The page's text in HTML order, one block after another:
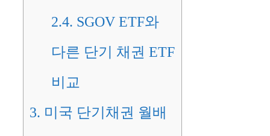
2.4. SGOV ETF와
다른 단기 채권 ETF
비교
3. 미국 단기채권 월배